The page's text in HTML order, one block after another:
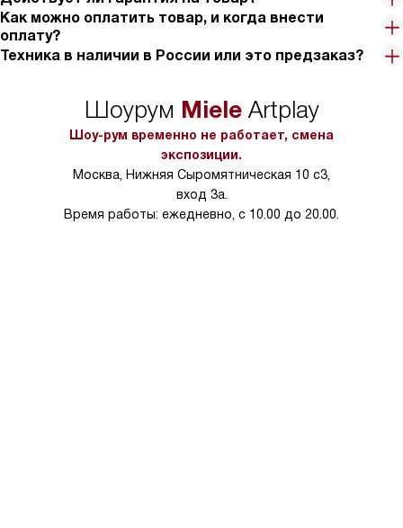
Как можно оплатить товар, и когда внести
оплату?
Техника в наличии в России или это предзаказ?
Шоурум MieleArtplay
Шоу-рум временно не работает, смена
экспозиции.
Москва, Нижняя Сыромятническая 10 с3,
вход 3а.
Время работы: ежедневно, с 10.00 до 20.00.